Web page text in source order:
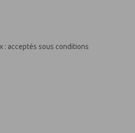
: acceptés sous conditions